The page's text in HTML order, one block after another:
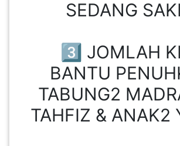
SEDANG
3️⃣ JOMLAH
BANTU
TABUNG2
TAHFIZ & ANAK2
SELECT NEGERI
SELANGOR(37)